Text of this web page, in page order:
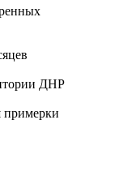
ДНР
примерки